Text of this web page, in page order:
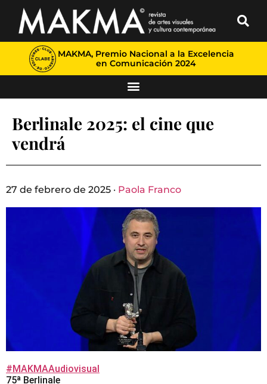
MAKMA, Premio Nacional a la Excelencia
en Comunicación 2024
Berlinale 2025: el cine que
vendrá
27 de febrero de 2025 · Paola Franco
#MAKMAAudiovisual
75ª Berlinale